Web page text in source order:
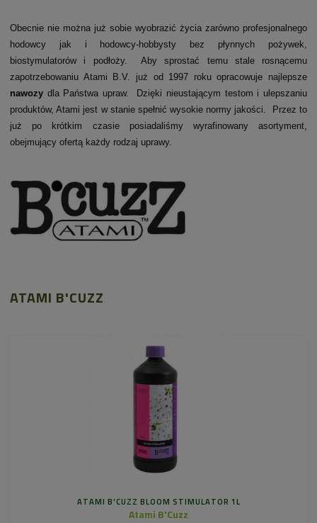
Obecnie nie można już sobie wyobrazić życia zarówno profesjonalnego
hodowcy jak i hodowcy-hobbysty bez płynnych pożywek,
biostymulatorów i podłoży. Aby sprostać temu stale rosnącemu
zapotrzebowaniu Atami B.V. już od 1997 roku opracowuje najlepsze
nawozy dla Państwa upraw. Dzięki nieustającym testom i ulepszaniu
produktów, Atami jest w stanie spełnić wysokie normy jakości. Przez to
już po krótkim czasie posiadaliśmy wyrafinowany asortyment,
obejmujący ofertą każdy rodzaj uprawy.
ATAMI B'CUZZ
ATAMI B'CUZZ BLOOM STIMULATOR 1L
Atami B'Cuzz